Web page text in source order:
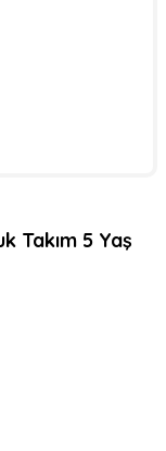
Takım 5 Yaş